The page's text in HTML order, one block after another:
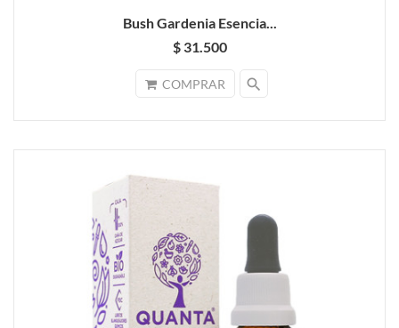
Bush Gardenia Esencia...
$ 31.500
COMPRAR search